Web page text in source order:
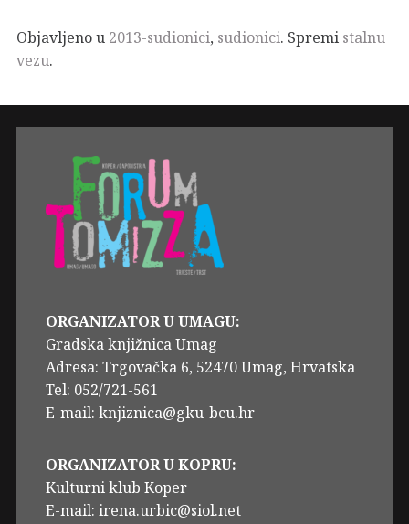
Objavljeno u 2013-sudionici, sudionici. Spremi stalnu
vezu.
ORGANIZATOR U UMAGU:
Gradska knjižnica Umag
Adresa: Trgovačka 6, 52470 Umag, Hrvatska
Tel: 052/721-561
E-mail: knjiznica@gku-bcu.hr
ORGANIZATOR U KOPRU:
Kulturni klub Koper
E-mail: irena.urbic@siol.net